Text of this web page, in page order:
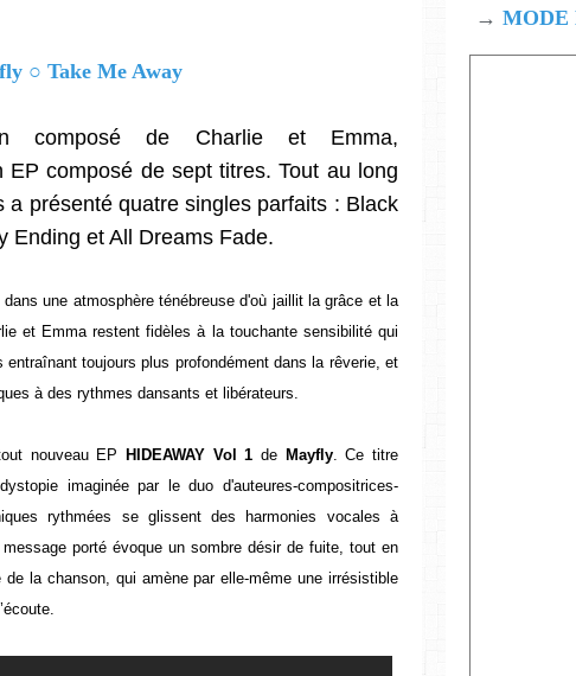
composé de Charlie et Emma,
EP composé de sept titres. Tout au long
a présenté quatre singles parfaits : Black
Ending et All Dreams Fade.
une atmosphère ténébreuse d'où jaillit la grâce et la
et Emma restent fidèles à la touchante sensibilité qui
toujours plus profondément dans la rêverie, et
à des rythmes dansants et libérateurs.
nouveau EP HIDEAWAY Vol 1 de Mayfly. Ce titre
imaginée par le duo d'auteures-compositrices-
rythmées se glissent des harmonies vocales à
porté évoque un sombre désir de fuite, tout en
la chanson, qui amène par elle-même une irrésistible
→ MODE